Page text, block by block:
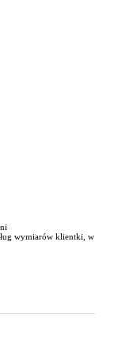
wymiarów klientki, w